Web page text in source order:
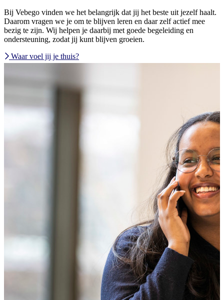
Bij Vebego vinden we het belangrijk dat jij het beste uit jezelf haalt.
Daarom vragen we je om te blijven leren en daar zelf actief mee
bezig te zijn. Wij helpen je daarbij met goede begeleiding en
ondersteuning, zodat jij kunt blijven groeien.
Waar voel jij je thuis?